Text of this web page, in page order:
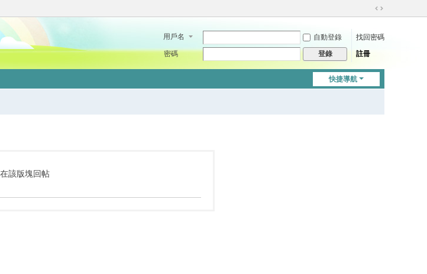
切
到
用戶名 自動登錄
找回密碼
密碼
登錄 註冊
快捷導航
該版塊回帖